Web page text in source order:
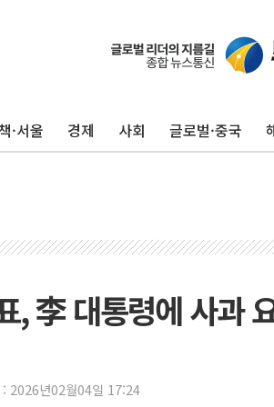
·서울 경제 사회 글로벌·중국
, 李 대통령에 사과
2026년02월04일 17:24